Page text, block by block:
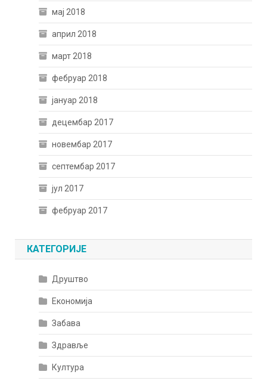
мај 2018
април 2018
март 2018
фебруар 2018
јануар 2018
децембар 2017
новембар 2017
септембар 2017
јул 2017
фебруар 2017
КАТЕГОРИЈЕ
Друштво
Економија
Забава
Здравље
Култура